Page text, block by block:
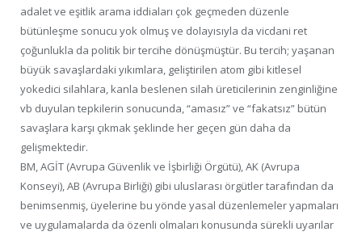
adalet ve eşitlik arama iddiaları çok geçmeden düzenle
bütünleşme sonucu yok olmuş ve dolayısıyla da vicdani ret
çoğunlukla da politik bir tercihe dönüşmüştür. Bu tercih; yaşanan
büyük savaşlardaki yıkımlara, geliştirilen atom gibi kitlesel
yokedici silahlara, kanla beslenen silah üreticilerinin zenginliğine
vb duyulan tepkilerin sonucunda, “amasız” ve “fakatsız” bütün
savaşlara karşı çıkmak şeklinde her geçen gün daha da
gelişmektedir.
BM, AGİT (Avrupa Güvenlik ve İşbirliği Örgütü), AK (Avrupa
Konseyi), AB (Avrupa Birliği) gibi uluslarası örgütler tarafından da
benimsenmiş, üyelerine bu yönde yasal düzenlemeler yapmaları
ve uygulamalarda da özenli olmaları konusunda sürekli uyarılar